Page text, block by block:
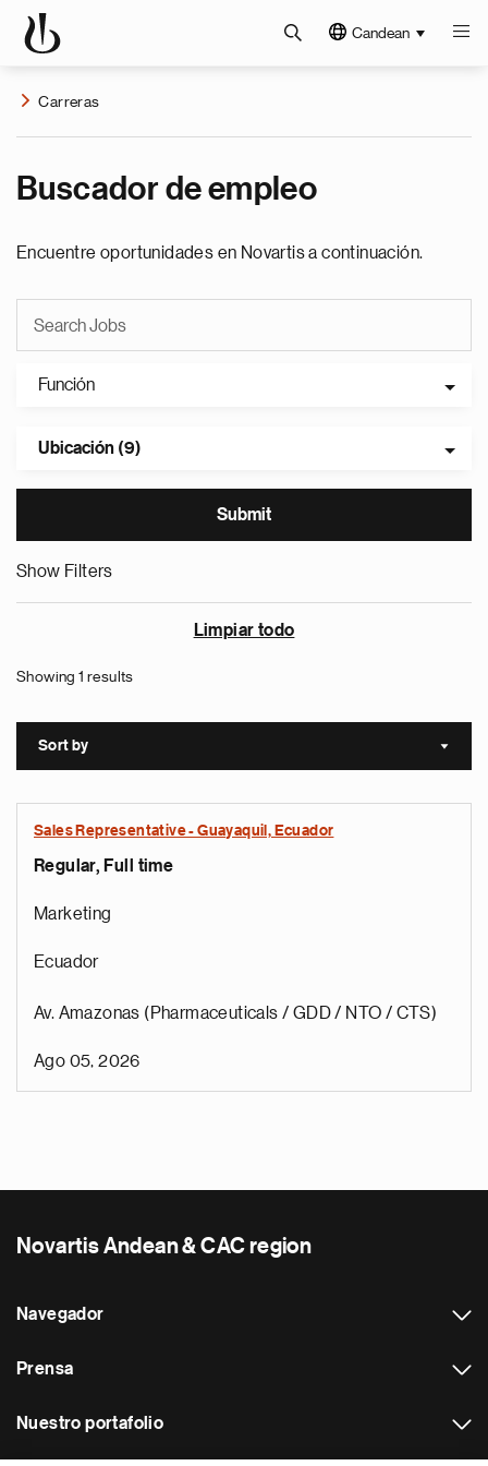
Candean
Carreras
Buscador de empleo
Encuentre oportunidades en Novartis a continuación.
Función
Ubicación (9)
Show Filters
Limpiar todo
Showing 1 results
Sort by Sort
Sales Representative - Guayaquil, Ecuador
Regular, Full time
Marketing
Ecuador
Av. Amazonas (Pharmaceuticals / GDD / NTO / CTS)
Ago 05, 2026
Novartis Andean & CAC region
Navegador
Prensa
Nuestro portafolio